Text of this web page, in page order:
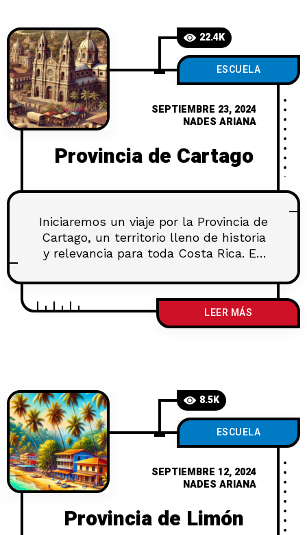
22.4K
ESCUELA
SEPTIEMBRE 23, 2024
NADES ARIANA
Provincia de Cartago
Iniciaremos un viaje por la Provincia de
Cartago, un territorio lleno de historia
y relevancia para toda Costa Rica. En
del país constituida en 1563 y
bautizada como el Ayuntamiento de
Cartago. A partir de ese momento fue
considerada el referente de los
LEER MÁS
8.5K
ESCUELA
SEPTIEMBRE 12, 2024
NADES ARIANA
Provincia de Limón